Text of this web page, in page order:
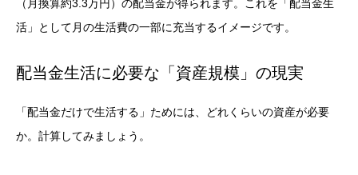
（月換算約3.3万円）の配当金が得られます。これを「配当金生
活」として月の生活費の一部に充当するイメージです。
配当金生活に必要な「資産規模」の現実
「配当金だけで生活する」ためには、どれくらいの資産が必要
か。計算してみましょう。